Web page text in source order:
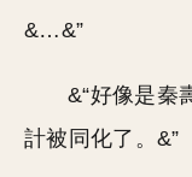
&…&”
&“好像是秦
計被同化了。&”